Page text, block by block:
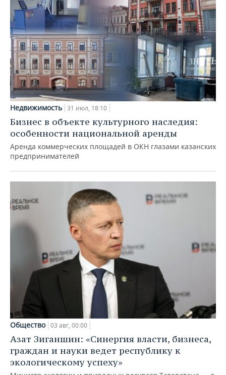
Недвижимость 31 июл, 18:10
Бизнес в объекте культурного наследия:
особенности национальной аренды
Аренда коммерческих площадей в ОКН глазами казанских
предпринимателей
Общество 03 авг, 00:00
Азат Зиганшин: «Синергия власти, бизнеса,
граждан и науки ведет республику к
экологическому успеху»